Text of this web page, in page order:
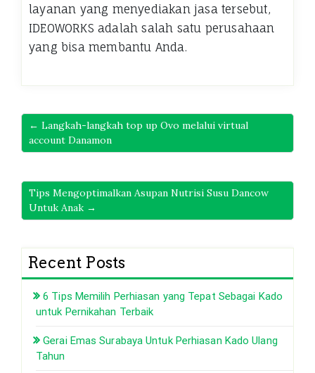
layanan yang menyediakan jasa tersebut,
IDEOWORKS adalah salah satu perusahaan
yang bisa membantu Anda.
← Langkah-langkah top up Ovo melalui virtual
account Danamon
Tips Mengoptimalkan Asupan Nutrisi Susu Dancow
Untuk Anak →
Recent Posts
6 Tips Memilih Perhiasan yang Tepat Sebagai Kado
untuk Pernikahan Terbaik
Gerai Emas Surabaya Untuk Perhiasan Kado Ulang
Tahun